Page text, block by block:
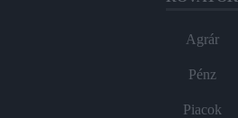
Agrár
Pénz
Piacok